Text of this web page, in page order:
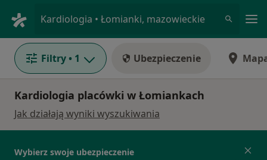
Kardiologia • Łomianki, mazowieckie
Filtry • 1 Ubezpieczenie
Kardiologia placówki w Łomiankach
Jak działają wyniki wyszukiwania
Wybierz swoje ubezpieczenie